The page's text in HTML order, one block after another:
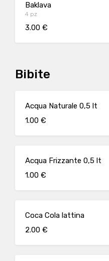
Baklava
4 pz
3.00 €
Bibite
Acqua Naturale 0,5 lt
1.00 €
Acqua Frizzante 0,5 lt
1.00 €
Coca Cola lattina
2.00 €